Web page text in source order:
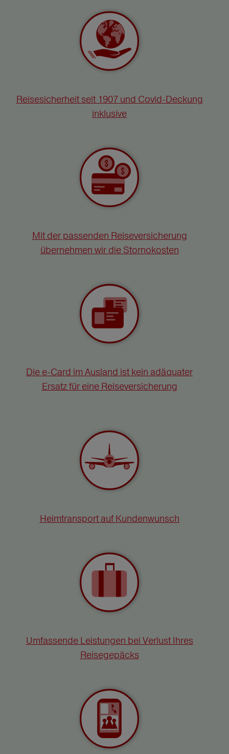
Reisesicherheit seit 1907 und Covid-Deckung
inklusive
Mit der passenden Reiseversicherung
übernehmen wir die Stornokosten
Die e-Card im Ausland ist kein adäquater
Ersatz für eine Reiseversicherung
Heimtransport auf Kundenwunsch
Umfassende Leistungen bei Verlust Ihres
Reisegepäcks